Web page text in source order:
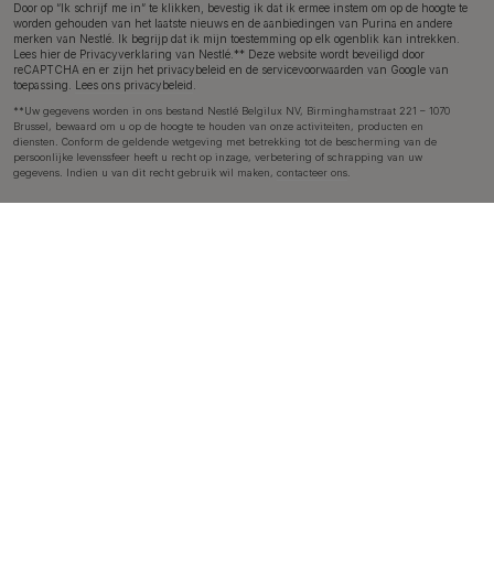
Door op “Ik schrijf me in” te klikken, bevestig ik dat ik ermee instem om op de hoogte te
worden gehouden van het laatste nieuws en de aanbiedingen van Purina en andere
merken van Nestlé. Ik begrijp dat ik mijn toestemming op elk ogenblik kan intrekken.
Lees hier de Privacyverklaring van Nestlé.** Deze website wordt beveiligd door
reCAPTCHA en er zijn het privacybeleid en de servicevoorwaarden van Google van
toepassing. Lees ons privacybeleid
**Uw gegevens worden in ons bestand Nestlé Belgilux NV, Birminghamstraat 221 – 1070
Brussel, bewaard om u op de hoogte te houden van onze activiteiten, producten en
diensten. Conform de geldende wetgeving met betrekking tot de bescherming van de
persoonlijke levenssfeer heeft u recht op inzage, verbetering of schrapping van uw
gegevens. Indien u van dit recht gebruik wil maken, contacteer ons